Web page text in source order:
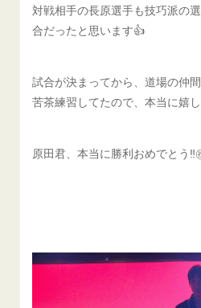
対戦相手の長原選手も技巧派の
合だったと思います👍
試合が決まってから、道場の仲
苦茶練習してたので、本当に嬉
原田君、本当に勝利おめでとう‼️